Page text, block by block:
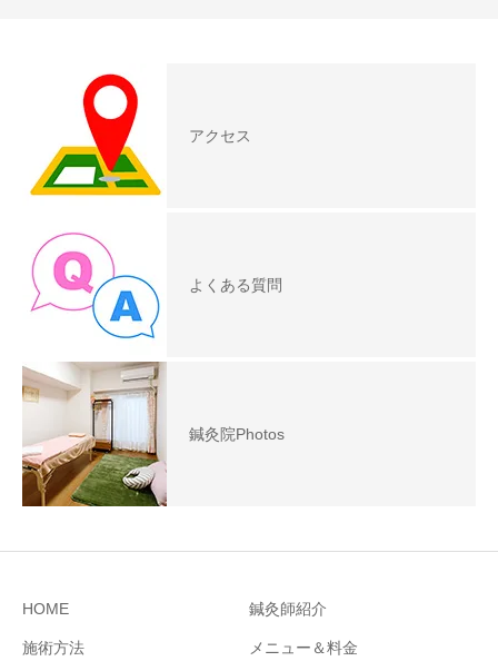
アクセス
よくある質問
鍼灸院Photos
HOME 鍼灸師紹介
施術方法 メニュー＆料金